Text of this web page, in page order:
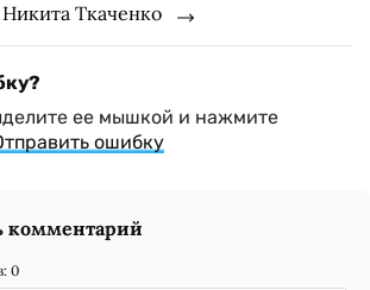
Ткаченко
ее мышкой и нажмите
ошибку
комментарий
0